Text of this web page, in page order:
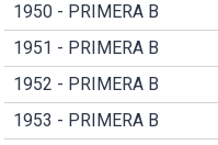
1950 - PRIMERA B
1951 - PRIMERA B
1952 - PRIMERA B
1953 - PRIMERA B